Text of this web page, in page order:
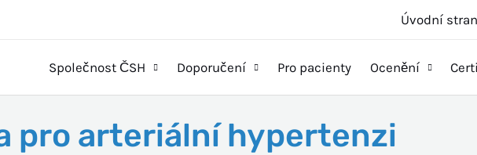
Úvodní
Společnost ČSH Doporučení Pro pacienty Ocenění
pro arteriální hypertenzi